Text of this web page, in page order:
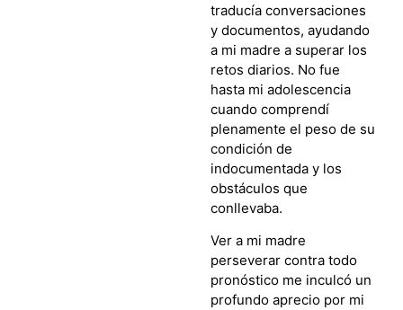
traducía conversaciones
y documentos, ayudando
a mi madre a superar los
retos diarios. No fue
hasta mi adolescencia
cuando comprendí
plenamente el peso de su
condición de
indocumentada y los
obstáculos que
conllevaba.
Ver a mi madre
perseverar contra todo
pronóstico me inculcó un
profundo aprecio por mi